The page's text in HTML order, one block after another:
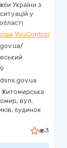
України з
у
YouControl
Житомирська
вул.
будинок
3